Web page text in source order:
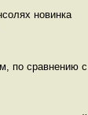
новинка
по сравнению с